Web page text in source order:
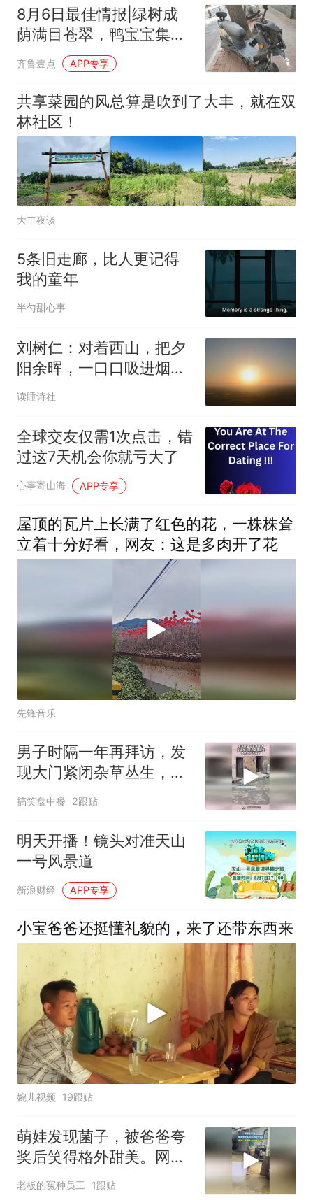
8月6日最佳情报|绿树成
荫满目苍翠，鸭宝宝集体
卖萌超可爱！
齐鲁壹点 APP专享
共享菜园的风总算是吹到了大丰，就在双
林社区！
大丰夜谈
5条旧走廊，比人更记得
我的童年
半勺甜心事
刘树仁：对着西山，把夕
阳余晖，一口口吸进烟锅
里
读睡诗社
全球交友仅需1次点击，错
过这7天机会你就亏大了
心事寄山海 APP专享
屋顶的瓦片上长满了红色的花，一株株耸
立着十分好看，网友：这是多肉开了花
先锋音乐
男子时隔一年再拜访，发
现大门紧闭杂草丛生，估
计已经不在了！
搞笑盘中餐 2跟贴
明天开播！镜头对准天山
一号风景道
新浪财经 APP专享
小宝爸爸还挺懂礼貌的，来了还带东西来
婉儿视频 19跟贴
萌娃发现菌子，被爸爸夸
奖后笑得格外甜美。网
友：眼里全是被肯定的光
老板的冤种员工 1跟贴